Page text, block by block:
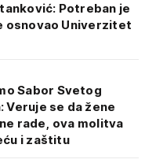
Potreban je
osnovao Univerzitet
Sabor Svetog
Veruje se da žene
rade, ova molitva
i zaštitu